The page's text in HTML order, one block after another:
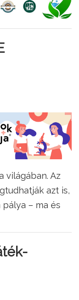
világában. Az
azt is,
– ma és